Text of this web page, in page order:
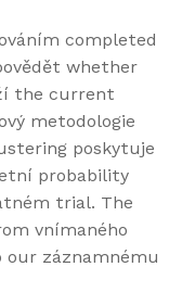
completed
whether
the current
metodologie
poskytuje
probability
trial. The
vnímaného
záznamnému